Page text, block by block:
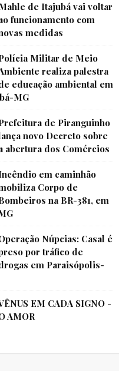
de Itajubá vai voltar
funcionamento com
medidas
Militar de Meio
realiza palestra
educação ambiental em
MG
de Piranguinho
novo Decreto sobre
abertura dos Comércios
em caminhão
Corpo de
na BR-381, em
Núpcias: Casal é
por tráfico de
em Paraisópolis-
EM CADA SIGNO -
AMOR